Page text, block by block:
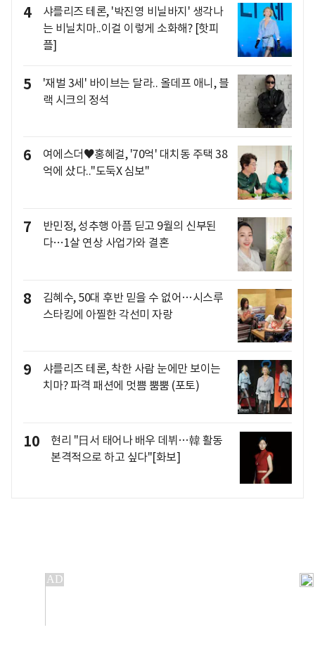
4
샤를리즈 테론, '박진영 비닐바지' 생각나
는 비닐치마..이걸 이렇게 소화해? [핫피
플]
5
'재벌 3세' 바이브는 달라.. 올데프 애니, 블
랙 시크의 정석
6
여에스더♥홍혜걸, '70억' 대치동 주택 38
억에 샀다.."도둑X 심보"
7
반민정, 성추행 아픔 딛고 9월의 신부된
다…1살 연상 사업가와 결혼
8
김혜수, 50대 후반 믿을 수 없어…시스루
스타킹에 아찔한 각선미 자랑
9
샤를리즈 테론, 착한 사람 눈에만 보이는
치마? 파격 패션에 멋쁨 뿜뿜 (포토)
10
현리 "日서 태어나 배우 데뷔…韓 활동
본격적으로 하고 싶다"[화보]